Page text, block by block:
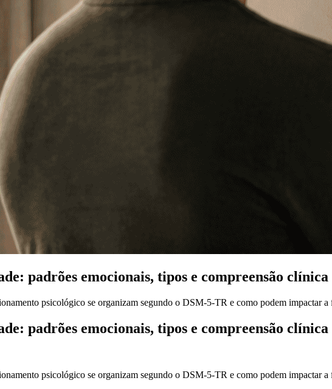
padrões emocionais, tipos e compreensão clínica
psicológico se organizam segundo o DSM-5-TR e como podem impactar a
padrões emocionais, tipos e compreensão clínica
psicológico se organizam segundo o DSM-5-TR e como podem impactar a